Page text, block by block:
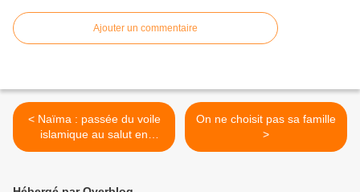
Ajouter un commentaire
< Naïma : passée du voile
islamique au salut en
Jésus!
On ne choisit pas sa famille
>